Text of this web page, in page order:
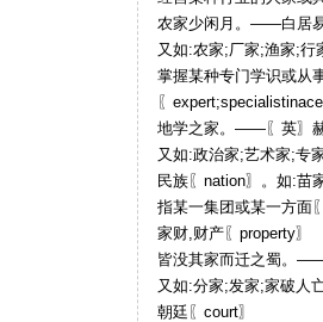
农家少闲月。——白居易
又如:农家;厂家;渔家;行
掌握某种专门学识或从
〖
地学之家。——〖英〗赫
又如:政治家;艺术家;专
民族〖nation〗。如:苗
指某一集团或某一方面
家财,财产〖property〗
皆没其家而迁之蜀。——
又如:分家;发家;家破人
朝廷〖court〗